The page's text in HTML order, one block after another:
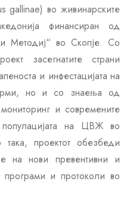
gallinae)во живинарските
финансиран од
Методиј“ во Скопје. Со
засегнатите страни
и инфестацијата на
но и со знаења од
и современите
на ЦВЖ во
проектот обезбеди
на нови превентивни и
програми и протоколи во